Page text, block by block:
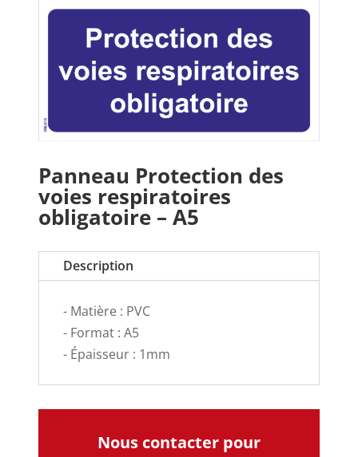
Panneau Protection des
voies respiratoires
obligatoire – A5
Description
- Matière : PVC
- Format : A5
- Épaisseur : 1mm
Nous contacter pour